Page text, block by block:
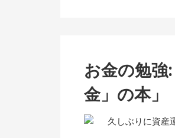
お金の勉強
金」の本」
久しぶりに資産